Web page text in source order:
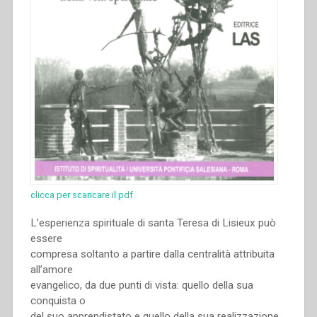
clicca per scaricare il pdf
L’esperienza spirituale di santa Teresa di Lisieux può
essere
compresa soltanto a partire dalla centralità attribuita
all’amore
evangelico, da due punti di vista: quello della sua
conquista o